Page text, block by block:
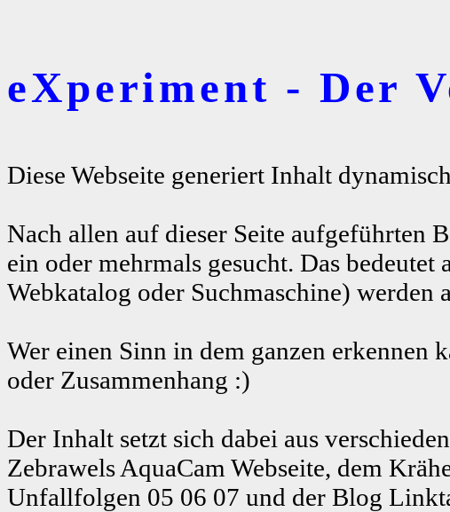
eXperiment - Der
Diese Webseite generiert Inhalt
Nach allen auf dieser Seite aufgeführten
ein oder mehrmals gesucht. Das
Webkatalog oder Suchmaschine)
Wer einen Sinn in dem ganzen erkennen
oder Zusammenhang :)
Der Inhalt setzt sich dabei aus
Zebrawels AquaCam Webseite, dem
Unfallfolgen 05 06 07 und der Blog